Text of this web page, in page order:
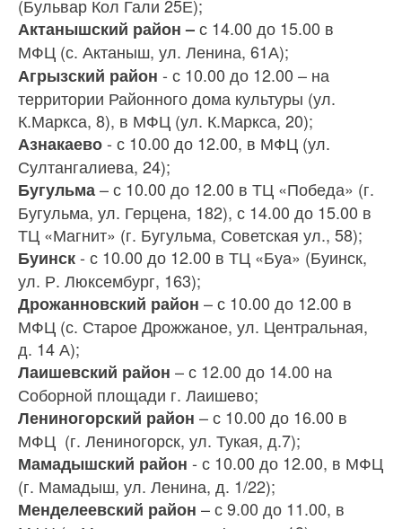
(Бульвар Кол Гали 25Е);
Актанышский район –с 14.00 до 15.00 в
МФЦ (с. Актаныш, ул. Ленина, 61А);
Агрызский район - с 10.00 до 12.00 – на
территории Районного дома культуры (ул.
К.Маркса, 8), в МФЦ (ул. К.Маркса, 20);
Азнакаево- с 10.00 до 12.00, в МФЦ (ул.
Султангалиева, 24);
Бугульма– с 10.00 до 12.00 в ТЦ «Победа» (г.
Бугульма, ул. Герцена, 182), с 14.00 до 15.00 в
ТЦ «Магнит» (г. Бугульма, Советская ул., 58);
Буинск- с 10.00 до 12.00 в ТЦ «Буа» (Буинск,
ул. Р. Люксембург, 163);
Дрожанновский район – с 10.00 до 12.00 в
МФЦ (с. Старое Дрожжаное, ул. Центральная,
д. 14 А);
Лаишевский район – с 12.00 до 14.00 на
Соборной площади г. Лаишево;
Лениногорский район – с 10.00 до 16.00 в
МФЦ (г. Лениногорск, ул. Тукая, д.7);
Мамадышский район - с 10.00 до 12.00, в МФЦ
(г. Мамадыш, ул. Ленина, д. 1/22);
Менделеевский район – с 9.00 до 11.00, в